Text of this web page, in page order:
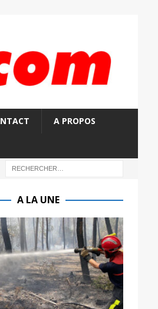
A PROPOS
A LA UNE